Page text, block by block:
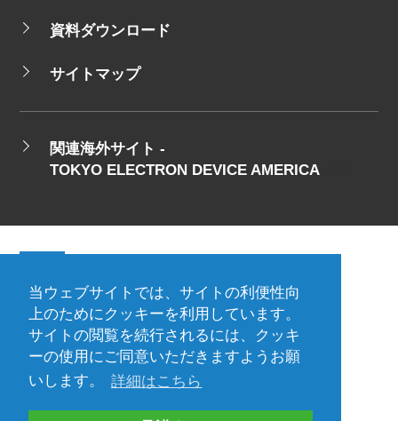
当ウェブサイトでは、サイトの利便性向
上のためにクッキーを利用しています。
サイトの閲覧を続行されるには、クッキ
ーの使用にご同意いただきますようお願
いします。
詳細はこちら
資料ダウンロード
サイトマップ
関連海外サイト -
TOKYO ELECTRON DEVICE AMERICA
会社概要 ご利用規約
プライバシーポリシー
プレスリリース（プロダクト)
海外拠点